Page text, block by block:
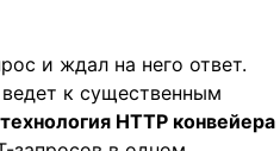
и ждал на него ответ.
к существенным
технология HTTP конвейера